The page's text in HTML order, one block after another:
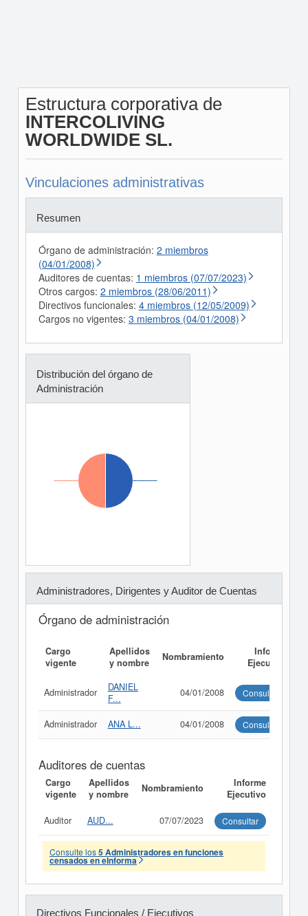
Estructura corporativa de
INTERCOLIVING
WORLDWIDE SL.
Vinculaciones administrativas
Resumen
Órgano de administración: 2 miembros
(04/01/2008)
Auditores de cuentas: 1 miembros (07/07/2023)
Otros cargos: 2 miembros (28/06/2011)
Directivos funcionales: 4 miembros (12/05/2009)
Cargos no vigentes: 3 miembros (04/01/2008)
Distribución del órgano de
Administración
Administradores, Dirigentes y Auditor de Cuentas
Órgano de administración
Cargo
vigente
Apellidos
y nombre
Nombramiento
Informe
Ejecutivo
Administrador
DANIEL
F...
04/01/2008 Consultar
Administrador ANA L... 04/01/2008 Consultar
Auditores de cuentas
Cargo
vigente
Apellidos
y nombre
Nombramiento
Informe
Ejecutivo
Auditor AUD... 07/07/2023 Consultar
Consulte los5 Administradores en funciones
censados en eInforma
Directivos Funcionales / Ejecutivos